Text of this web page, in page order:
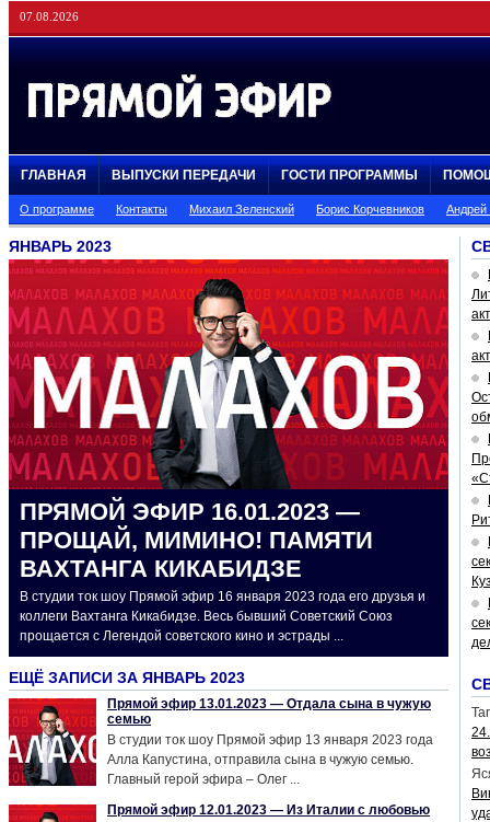
07.08.2026
ГЛАВНАЯ ВЫПУСКИ ПЕРЕДАЧИ ГОСТИ ПРОГРАММЫ
О программе Контакты Михаил Зеленский Борис Корчевников
ЯНВАРЬ 2023
ПРЯМОЙ ЭФИР 16.01.2023 —
ПРОЩАЙ, МИМИНО! ПАМЯТИ
ВАХТАНГА КИКАБИДЗЕ
В студии ток шоу Прямой эфир 16 января 2023 года его друзья и
коллеги Вахтанга Кикабидзе. Весь бывший Советский Союз
прощается с Легендой советского кино и эстрады ...
ЕЩЁ ЗАПИСИ ЗА ЯНВАРЬ 2023
Прямой эфир 13.01.2023 — Отдала сына в чужую
семью
В студии ток шоу Прямой эфир 13 января 2023 года
Алла Капустина, отправила сына в чужую семью.
Главный герой эфира – Олег ...
Прямой эфир 12.01.2023 — Из Италии с любовью